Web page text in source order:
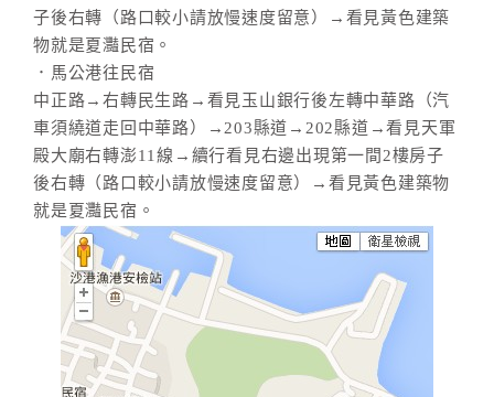
子後右轉（路口較小請放慢速度留意）→看見黃色建築
物就是夏灩民宿。
．馬公港往民宿
中正路→右轉民生路→看見玉山銀行後左轉中華路（汽
車須繞道走回中華路）→203縣道→202縣道→看見天軍
殿大廟右轉澎11線→續行看見右邊出現第一間2樓房子
後右轉（路口較小請放慢速度留意）→看見黃色建築物
就是夏灩民宿。